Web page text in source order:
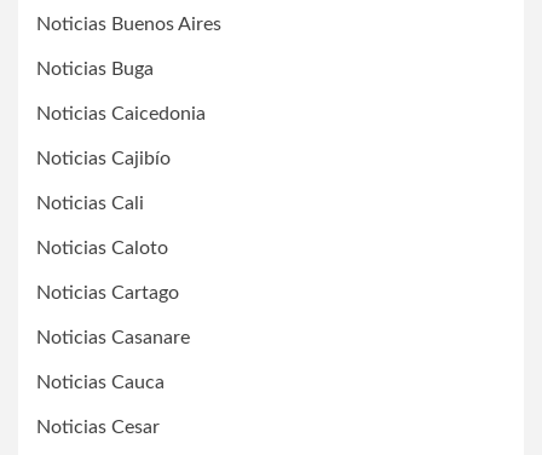
Noticias Buenos Aires
Noticias Buga
Noticias Caicedonia
Noticias Cajibío
Noticias Cali
Noticias Caloto
Noticias Cartago
Noticias Casanare
Noticias Cauca
Noticias Cesar